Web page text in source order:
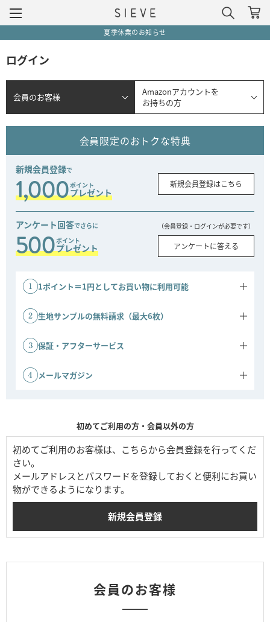
夏季休業のお知らせ
ログイン
会員のお客様
Amazonアカウントを
お持ちの方
会員限定のおトクな特典
新規会員登録で
1,000ポイント
プレゼント
新規会員登録はこちら
アンケート回答でさらに
500ポイント
プレゼント
（会員登録・ログインが必要です）
アンケートに答える
1ポイント＝1円としてお買い物に利用可能
1ポイント＝1円としてご利用いただけます。
生地サンプルの無料請求（最大6枚）
際の色味や質感をお確かめのうえ、安心してお選びいただけます。
※ご請求には事前の会員登録が必要です。
保証・アフターサービス
その他商品 1年保証：その他商品は1年間保証です。
メールマガジン
初めてご利用の方・会員以外の方
初めてご利用のお客様は、こちらから会員登録を行ってくだ
さい。
メールアドレスとパスワードを登録しておくと便利にお買い
物ができるようになります。
会員のお客様